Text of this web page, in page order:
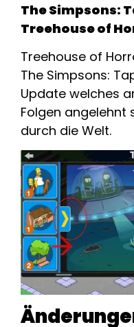
The Simpsons:
Treehouse of
Treehouse of
The Simpsons:
Update welches
Folgen angelehnt
durch die Welt.